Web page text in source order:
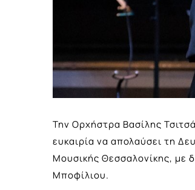
Την Ορχήστρα Βασίλης
ευκαιρία να απολαύσει τη
Μουσικής Θεσσαλονίκης, με
Μποφίλιου.